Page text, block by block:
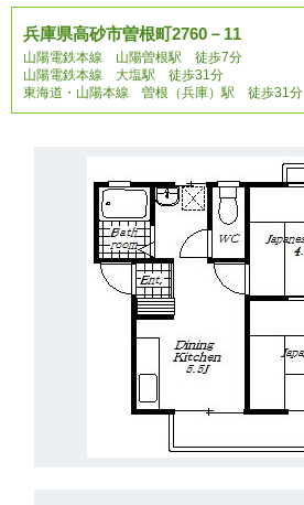
兵庫県高砂市曽根町2760－11
山陽電鉄本線 山陽曽根駅 徒歩7分
山陽電鉄本線 大塩駅 徒歩31分
東海道・山陽本線 曽根（兵庫）駅 徒歩31分